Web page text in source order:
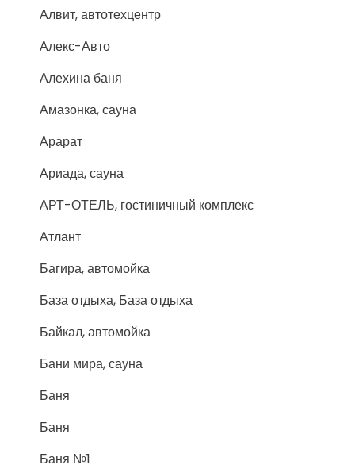
Алвит, автотехцентр
Алекс-Авто
Алехина баня
Амазонка, сауна
Арарат
Ариада, сауна
АРТ-ОТЕЛЬ, гостиничный комплекс
Атлант
Багира, автомойка
База отдыха, База отдыха
Байкал, автомойка
Бани мира, сауна
Баня
Баня
Баня №1